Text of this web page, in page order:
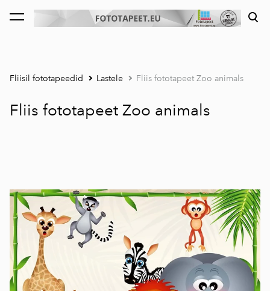
lisati ostukorvi. Vaata ostukorvi
Fliisil fototapeedid Lastele Fliis fototapeet Zoo animals
Fliis fototapeet Zoo animals